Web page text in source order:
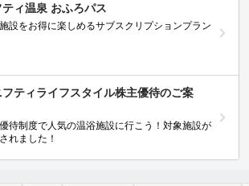
ティ温泉 おふろパス
設をお得に楽しめるサブスクリプションプラン
フティライフスタイル株主優待のご案
待制度で人気の温浴施設に行こう！対象施設が
れました！